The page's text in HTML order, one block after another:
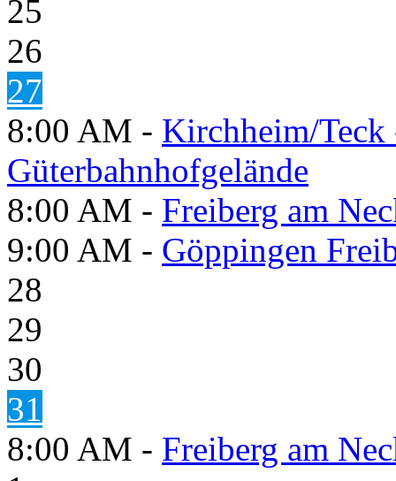
25
26
27
8:00 AM - Kirchheim/Teck
Güterbahnhofgelände
8:00 AM - Freiberg am
9:00 AM - Göppingen
28
29
30
31
8:00 AM - Freiberg am